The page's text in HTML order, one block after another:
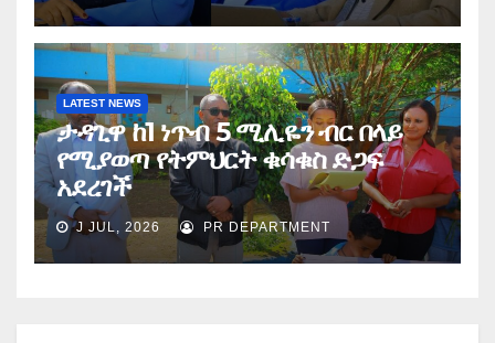
LATEST NEWS
ታዳጊዋ ከ1 ነጥብ 5 ሚሊዬን ብር በላይ
የሚያወጣ የትምህርት ቁሳቁስ ድጋፍ
አደረገች
J JUL, 2026 PR DEPARTMENT